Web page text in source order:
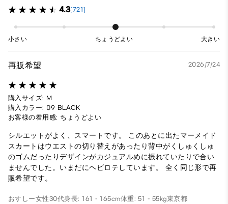
4.3(721)
小さい ちょうどよい 大きい
再販希望 2026/7/24
購入サイズ: M
購入カラー: 09 BLACK
お客様の着用感: ちょうどよい
シルエットがよく、スマートです。 このあとに出たマーメイド
スカートはウエストの切り替えがあったり背中がくしゅくしゅ
のゴムだったりデザインがカジュアルめに振れていたりで合い
ませんでした。いまだにヘビロテしています。 全く同じ形で再
販希望です。
おすしー女性30代身長: 161 - 165cm体重: 51 - 55kg東京都